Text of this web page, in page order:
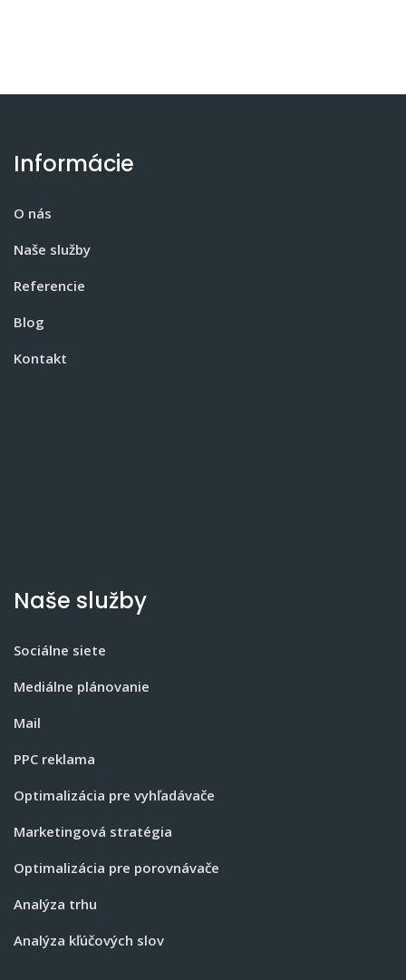
Informácie
O nás
Naše služby
Referencie
Blog
Kontakt
Naše služby
Sociálne siete
Mediálne plánovanie
Mail
PPC reklama
Optimalizácia pre vyhľadávače
Marketingová stratégia
Optimalizácia pre porovnávače
Analýza trhu
Analýza kľúčových slov